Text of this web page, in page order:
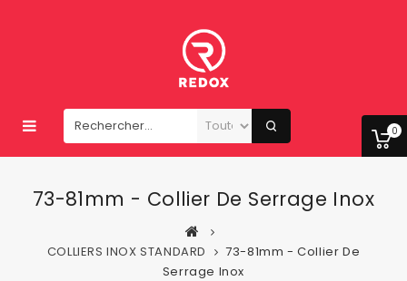
0
73-81mm - Collier De Serrage Inox
COLLIERS INOX STANDARD
73-81mm - Collier De
Serrage Inox